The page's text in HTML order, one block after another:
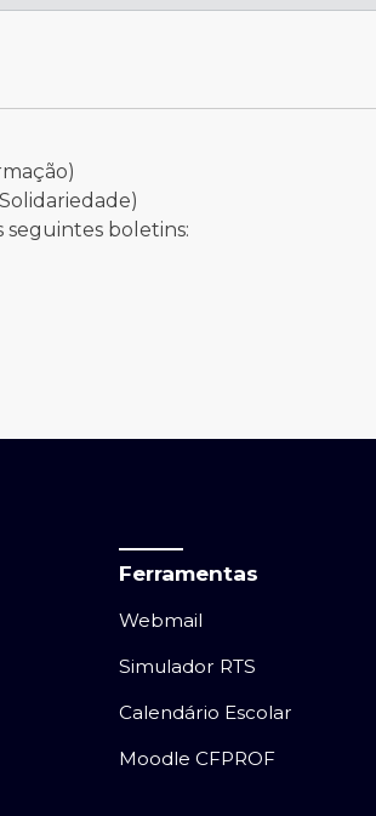
seguintes boletins:
Ferramentas
Webmail
Simulador RTS
Calendário Escolar
Moodle CFPROF